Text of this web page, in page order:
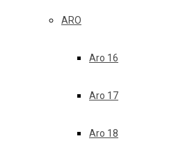
ARO
Aro 16
Aro 17
Aro 18